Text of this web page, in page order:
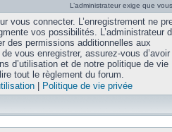
L’administrateur exige que
vous connecter. L’enregistrement ne
vos possibilités. L’administrateur
des permissions additionnelles aux
vous enregistrer, assurez-vous
d’utilisation et de notre politique de vie
tout le règlement du forum.
Politique de vie privée